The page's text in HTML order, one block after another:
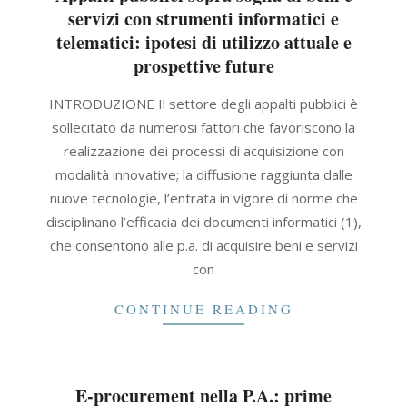
servizi con strumenti informatici e
telematici: ipotesi di utilizzo attuale e
prospettive future
09-
30
INTRODUZIONE Il settore degli appalti pubblici è
sollecitato da numerosi fattori che favoriscono la
realizzazione dei processi di acquisizione con
modalità innovative; la diffusione raggiunta dalle
nuove tecnologie, l’entrata in vigore di norme che
disciplinano l’efficacia dei documenti informatici (1),
che consentono alle p.a. di acquisire beni e servizi
con
CONTINUE READING
E-procurement nella P.A.: prime